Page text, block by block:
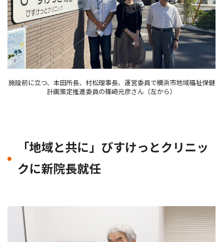
施設前に立つ、本田所長、村松理事長、運営委員で横浜市地域福祉保健
計画策定推進委員の篠﨑元彦さん（左から）
「地域と共に」びすけっとクリニッ
クに新院長就任